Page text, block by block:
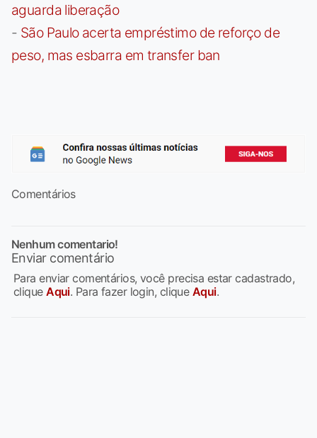
aguarda liberação
- São Paulo acerta empréstimo de reforço de
peso, mas esbarra em transfer ban
Comentários
Nenhum comentario!
Enviar comentário
Para enviar comentários, você precisa estar cadastrado,
cliqueAqui. Para fazer login, clique Aqui.